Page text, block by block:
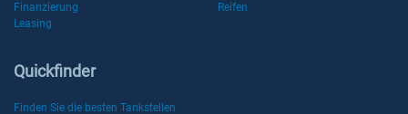
Finanzierung
Reifen
Leasing
Quickfinder
Finden Sie die besten Tankstellen